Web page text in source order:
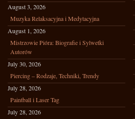
August 3, 2026
Muzyka Relaksacyjna i Medytacyjna
August 1, 2026
Mistrzowie Pióra: Biografie i Sylwetki
Autorów
July 30, 2026
Piercing – Rodzaje, Techniki, Trendy
July 28, 2026
Paintball i Laser Tag
July 28, 2026